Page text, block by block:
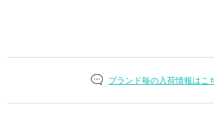
ブランド毎の入荷情報はこ